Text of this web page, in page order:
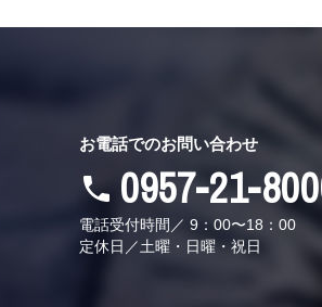
お電話でのお問い合わせ
0957-21-
電話受付時間／ 9：00〜18：00
定休日／土曜・日曜・祝日